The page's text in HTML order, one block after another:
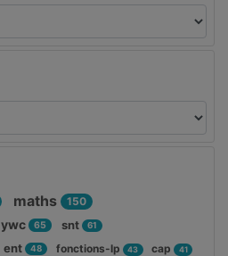
maths 150
ywc 65 snt 61
ent 48 fonctions-lp 43 cap 41